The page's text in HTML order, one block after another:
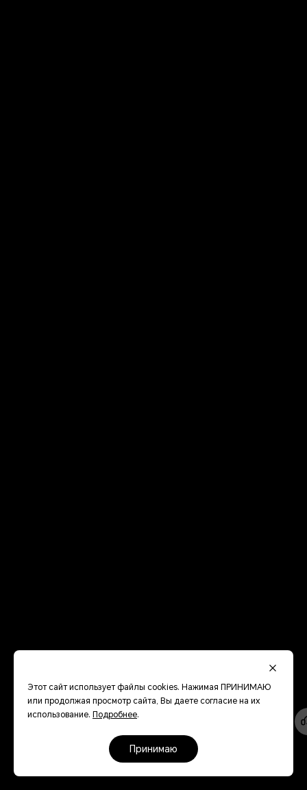
Этот сайт использует файлы cookies. Нажимая ПРИНИМАЮ
или продолжая просмотр сайта, Вы даете согласие на их
использование. Подробнее.
принимаю